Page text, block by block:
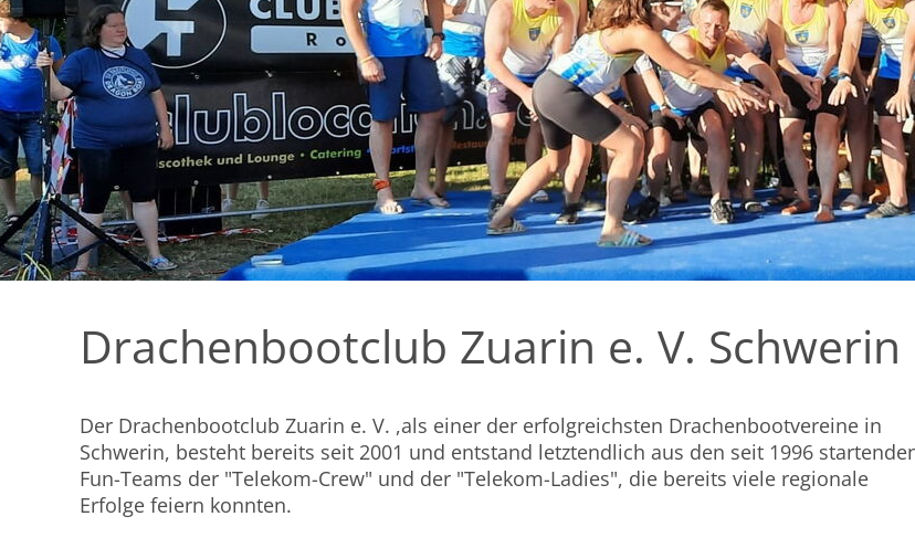
Drachenbootclub Zuarin e. V. Schwerin
Der Drachenbootclub Zuarin e. V. ,als einer der erfolgreichsten Drachenbootvereine in
Schwerin, besteht bereits seit 2001 und entstand letztendlich aus den seit 1996
Fun-Teams der "Telekom-Crew" und der "Telekom-Ladies", die bereits viele regionale
Erfolge feiern konnten.